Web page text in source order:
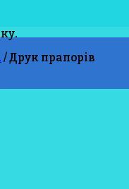
/Друк прапорів